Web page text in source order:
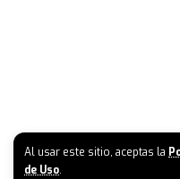
Al usar este sitio, aceptas la
de Uso.